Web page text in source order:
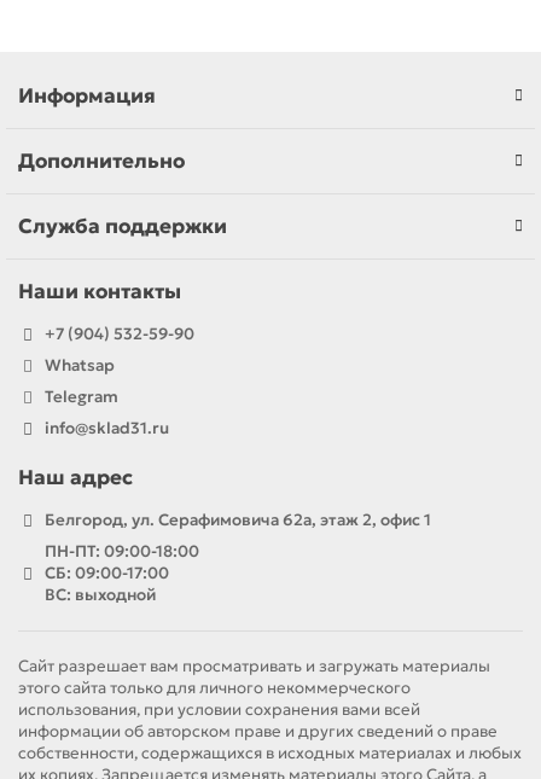
Информация
Дополнительно
Служба поддержки
Наши контакты
+7 (904) 532-59-90
Whatsap
Telegram
info@sklad31.ru
Наш адрес
Белгород, ул. Серафимовича 62а, этаж 2, офис 1
ПН-ПТ: 09:00-18:00
СБ: 09:00-17:00
ВС: выходной
Сайт разрешает вам просматривать и загружать материалы
этого сайта только для личного некоммерческого
использования, при условии сохранения вами всей
информации об авторском праве и других сведений о праве
собственности, содержащихся в исходных материалах и любых
их копиях. Запрещается изменять материалы этого Сайта, а